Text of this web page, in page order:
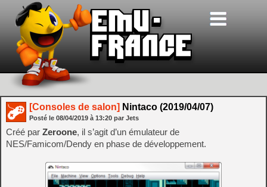
[Consoles de salon] Nintaco (2019/04/07)
Posté le 08/04/2019 à 13:20 par Jets
Créé par Zeroone, il s’agit d’un émulateur de
NES/Famicom/Dendy en phase de développement.